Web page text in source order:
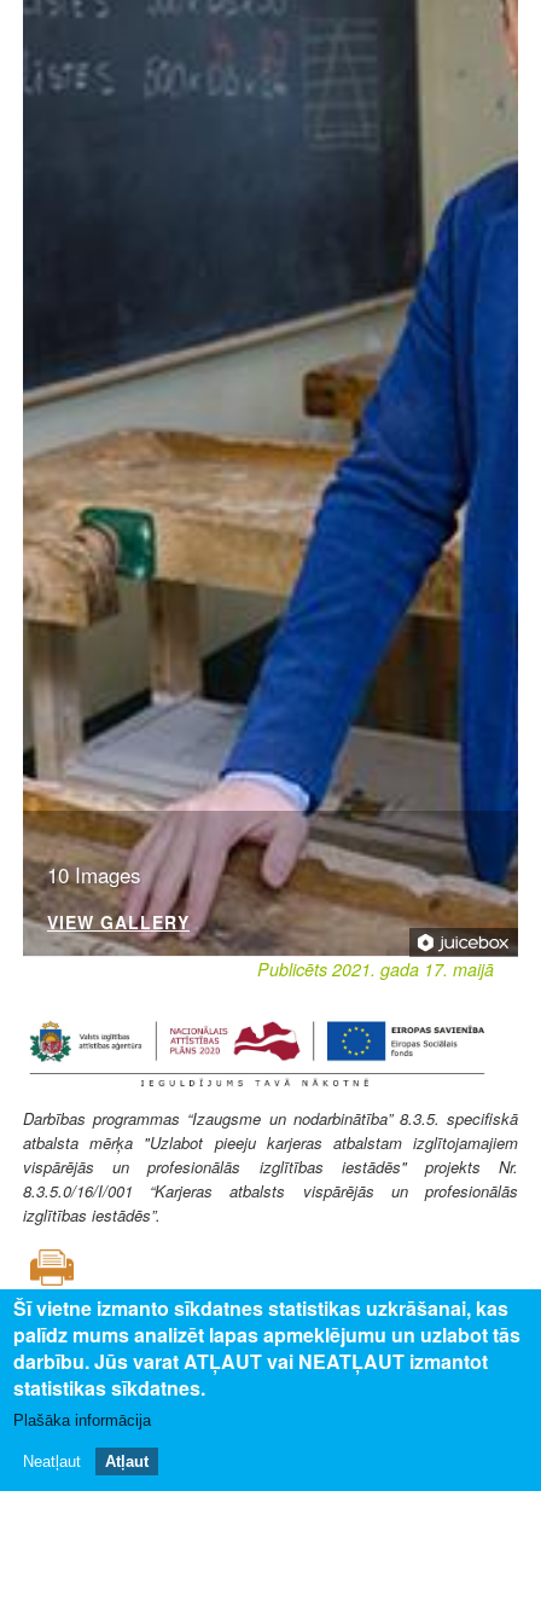
10 Images
VIEW GALLERY
Publicēts 2021. gada 17. maijā
Darbības programmas “Izaugsme un nodarbinātība” 8.3.5. specifiskā
atbalsta mērķa "Uzlabot pieeju karjeras atbalstam izglītojamajiem
vispārējās un profesionālās izglītības iestādēs" projekts Nr.
8.3.5.0/16/I/001 “Karjeras atbalsts vispārējās un profesionālās
izglītības iestādēs”.
SAISTĪTAIS SATURS
Uz profesijas aprakstu
PAR MUMS
Par profesiju pasauli
Šī vietne izmanto sīkdatnes statistikas uzkrāšanai, kas
palīdz mums analizēt lapas apmeklējumu un uzlabot tās
darbību. Jūs varat ATĻAUT vai NEATĻAUT izmantot
statistikas sīkdatnes.
Plašāka informācija
Neatļaut Atļaut